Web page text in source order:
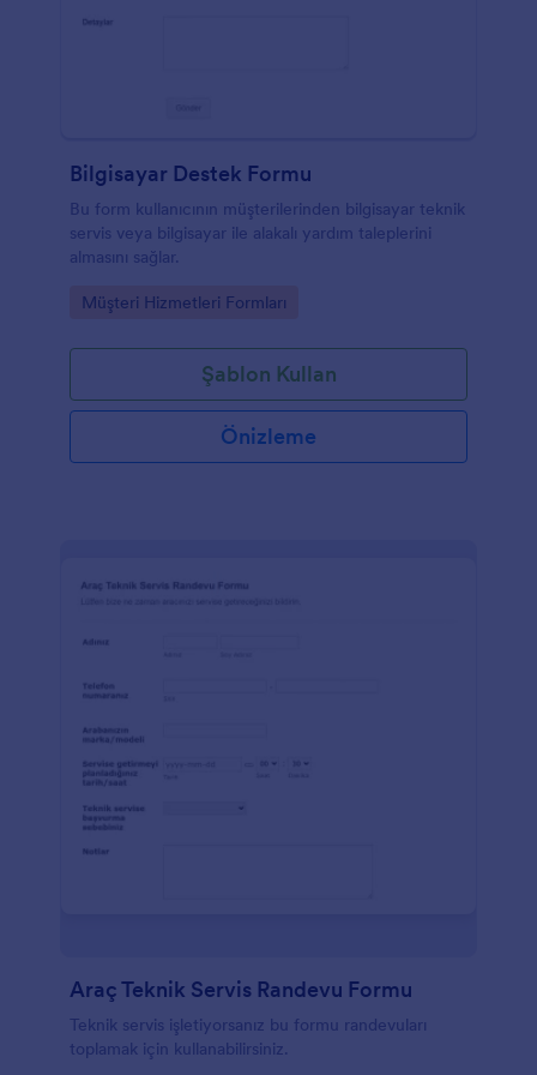
Bilgisayar Destek Formu
Bu form kullanıcının müşterilerinden bilgisayar teknik
servis veya bilgisayar ile alakalı yardım taleplerini
almasını sağlar.
Go to Category:
Müşteri Hizmetleri Formları
Şablon Kullan
Önizleme
Araç Teknik Servis Randevu Formu
Teknik servis işletiyorsanız bu formu randevuları
toplamak için kullanabilirsiniz.